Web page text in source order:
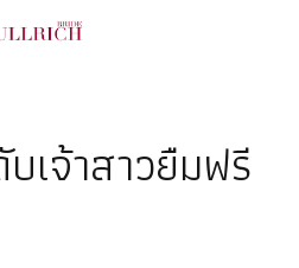
เจ้าสาวยืมฟรี